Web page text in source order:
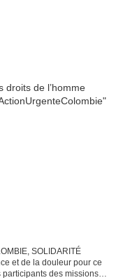
SOLIDARITÉ
et de la douleur pour ce
des missions